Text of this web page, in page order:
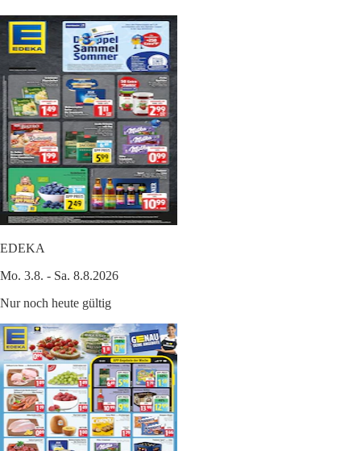
EDEKA
Mo. 3.8. - Sa. 8.8.2026
Nur noch heute gültig